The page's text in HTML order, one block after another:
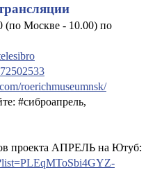
(по Москве - 10.00) по
roerichmuseumnsk/
#сиброапрель,
проекта АПРЕЛЬ на Ютуб: